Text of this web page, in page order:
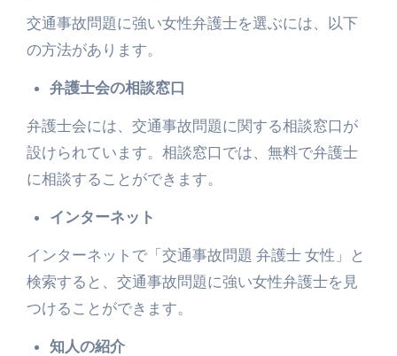
交通事故問題に強い女性弁護士を選ぶには、以下
の方法があります。
弁護士会の相談窓口
弁護士会には、交通事故問題に関する相談窓口が
設けられています。相談窓口では、無料で弁護士
に相談することができます。
インターネット
インターネットで「交通事故問題 弁護士 女性」と
検索すると、交通事故問題に強い女性弁護士を見
つけることができます。
知人の紹介